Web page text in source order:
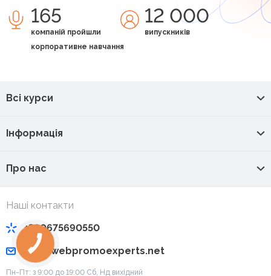
165
компаній пройшли
корпоративне навчання
12 000
випускників
Всі курси
Інформація
Про нас
Наші контакти
+380675690550
info@webpromoexperts.net
Пн-Пт: з 9:00 до 19:00 Cб, Нд вихідний